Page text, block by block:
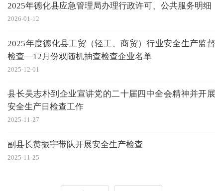
2025年德化县应急管理局办理行政许可、公共服务明细
2026-01-12
2025年度德化县工贸（轻工、商贸）行业安全生产监督
检查—12月份双随机抽查检查企业名单
2025-12-01
县长吴志朴到企业宣讲党的二十届四中全会精神并开展
安全生产日检查工作
2025-11-27
副县长黄振宇带队开展安全生产检查
2025-11-25